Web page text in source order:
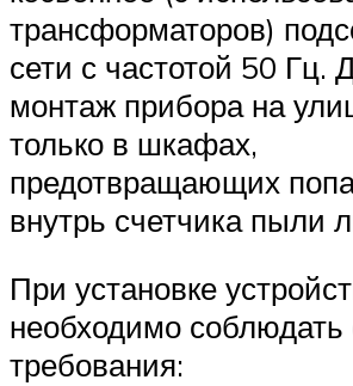
трансформаторов)
сети с частотой 50 Гц.
монтаж прибора на
только в шкафах,
предотвращающих
внутрь счетчика пыли
При установке
необходимо
требования: